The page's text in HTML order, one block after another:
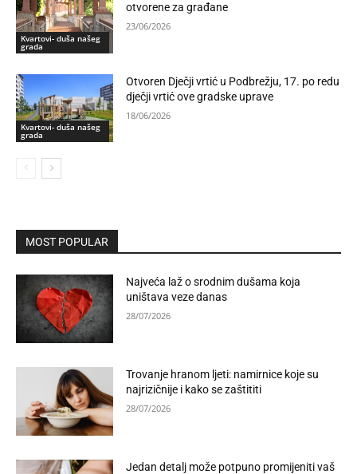
Kvartovi- duša našeg
grada
otvorene za građane
23/06/2026
Kvartovi- duša našeg
grada
Otvoren Dječji vrtić u Podbrežju, 17. po redu
dječji vrtić ove gradske uprave
18/06/2026
MOST POPULAR
Najveća laž o srodnim dušama koja
uništava veze danas
28/07/2026
Trovanje hranom ljeti: namirnice koje su
najrizičnije i kako se zaštititi
28/07/2026
Jedan detalj može potpuno promijeniti vaš